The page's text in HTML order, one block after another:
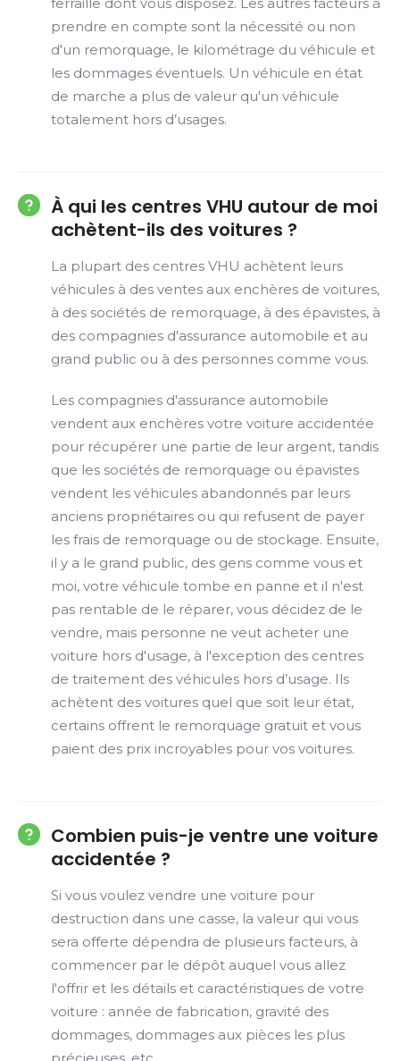
prendre en compte sont la nécessité ou non
d'un remorquage, le kilométrage du véhicule et
les dommages éventuels. Un véhicule en état
de marche a plus de valeur qu'un véhicule
totalement hors d’usages.
À qui les centres VHU autour de moi
achètent-ils des voitures ?
La plupart des centres VHU achètent leurs
véhicules à des ventes aux enchères de voitures,
à des sociétés de remorquage, à des épavistes, à
des compagnies d'assurance automobile et au
grand public ou à des personnes comme vous.
Les compagnies d'assurance automobile
vendent aux enchères votre voiture accidentée
pour récupérer une partie de leur argent, tandis
que les sociétés de remorquage ou épavistes
vendent les véhicules abandonnés par leurs
anciens propriétaires ou qui refusent de payer
les frais de remorquage ou de stockage. Ensuite,
il y a le grand public, des gens comme vous et
moi, votre véhicule tombe en panne et il n'est
pas rentable de le réparer, vous décidez de le
vendre, mais personne ne veut acheter une
voiture hors d'usage, à l'exception des centres
de traitement des véhicules hors d’usage. Ils
achètent des voitures quel que soit leur état,
certains offrent le remorquage gratuit et vous
paient des prix incroyables pour vos voitures.
Combien puis-je ventre une voiture
accidentée ?
Si vous voulez vendre une voiture pour
destruction dans une casse, la valeur qui vous
sera offerte dépendra de plusieurs facteurs, à
commencer par le dépôt auquel vous allez
l'offrir et les détails et caractéristiques de votre
voiture : année de fabrication, gravité des
dommages, dommages aux pièces les plus